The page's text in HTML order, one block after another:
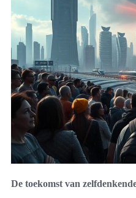
De toekomst van